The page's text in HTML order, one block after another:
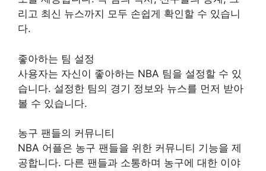
리고 최신 뉴스까지 모두 손쉽게 확인할 수 있습니
다.
좋아하는 팀 설정
사용자는 자신이 좋아하는 NBA 팀을 설정할 수 있
습니다. 설정한 팀의 경기 정보와 뉴스를 먼저 받아
볼 수 있습니다.
농구 팬들의 커뮤니티
NBA 어플은 농구 팬들을 위한 커뮤니티 기능을 제
공합니다. 다른 팬들과 소통하며 농구에 대한 이야